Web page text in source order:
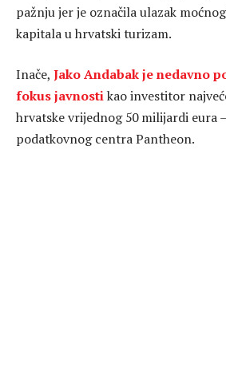
pažnju jer je označila ulazak
kapitala u hrvatski turizam.
Inače, Jako Andabak je nedavno
fokus javnostikao investitor
hrvatske vrijednog 50 milijardi eura
podatkovnog centra Pantheon.